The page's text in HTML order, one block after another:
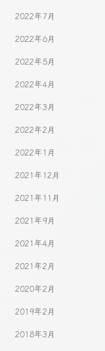
2022年7月
2022年6月
2022年5月
2022年4月
2022年3月
2022年2月
2022年1月
2021年12月
2021年11月
2021年9月
2021年4月
2021年2月
2020年2月
2019年2月
2018年3月